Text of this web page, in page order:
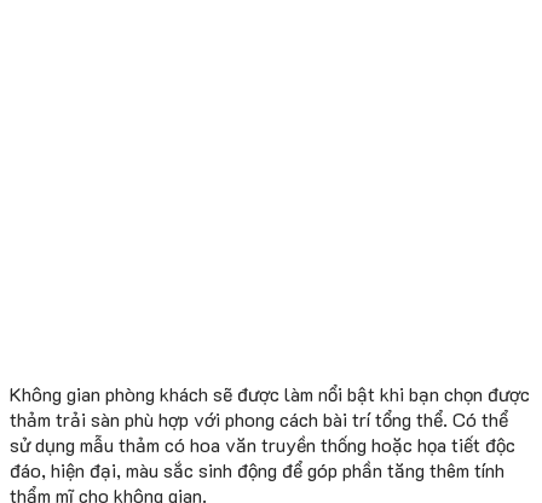
Không gian phòng khách sẽ được làm nổi bật khi bạn chọn được
thảm trải sàn phù hợp với phong cách bài trí tổng thể. Có thể
sử dụng mẫu thảm có hoa văn truyền thống hoặc họa tiết độc
đáo, hiện đại, màu sắc sinh động để góp phần tăng thêm tính
thẩm mĩ cho không gian.